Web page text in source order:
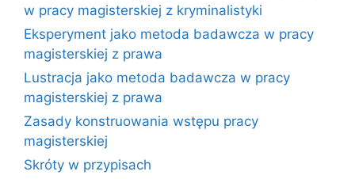
w pracy magisterskiej z kryminalistyki
Eksperyment jako metoda badawcza w pracy
magisterskiej z prawa
Lustracja jako metoda badawcza w pracy
magisterskiej z prawa
Zasady konstruowania wstępu pracy
magisterskiej
Skróty w przypisach